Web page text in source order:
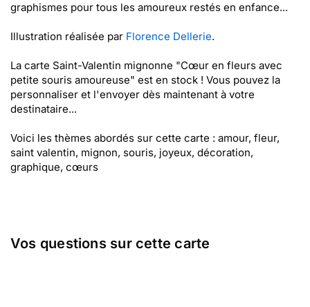
graphismes pour tous les amoureux restés en enfance...
Illustration réalisée par Florence Dellerie.
La carte Saint-Valentin mignonne "Cœur en fleurs avec
petite souris amoureuse" est en stock ! Vous pouvez la
personnaliser et l'envoyer dès maintenant à votre
destinataire...
Voici les thèmes abordés sur cette carte : amour, fleur,
saint valentin, mignon, souris, joyeux, décoration,
graphique, cœurs
Vos questions sur cette carte